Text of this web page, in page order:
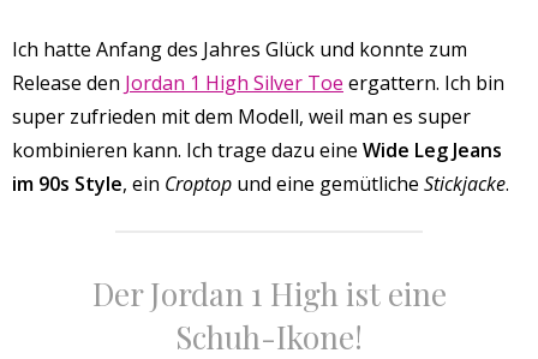
Ich hatte Anfang des Jahres Glück und konnte zum
Release den Jordan 1 High Silver Toe ergattern. Ich bin
super zufrieden mit dem Modell, weil man es super
kombinieren kann. Ich trage dazu eine Wide Leg Jeans
im 90s Style, ein Croptop und eine gemütliche Stickjacke.
Der Jordan 1 High ist eine
Schuh-Ikone!